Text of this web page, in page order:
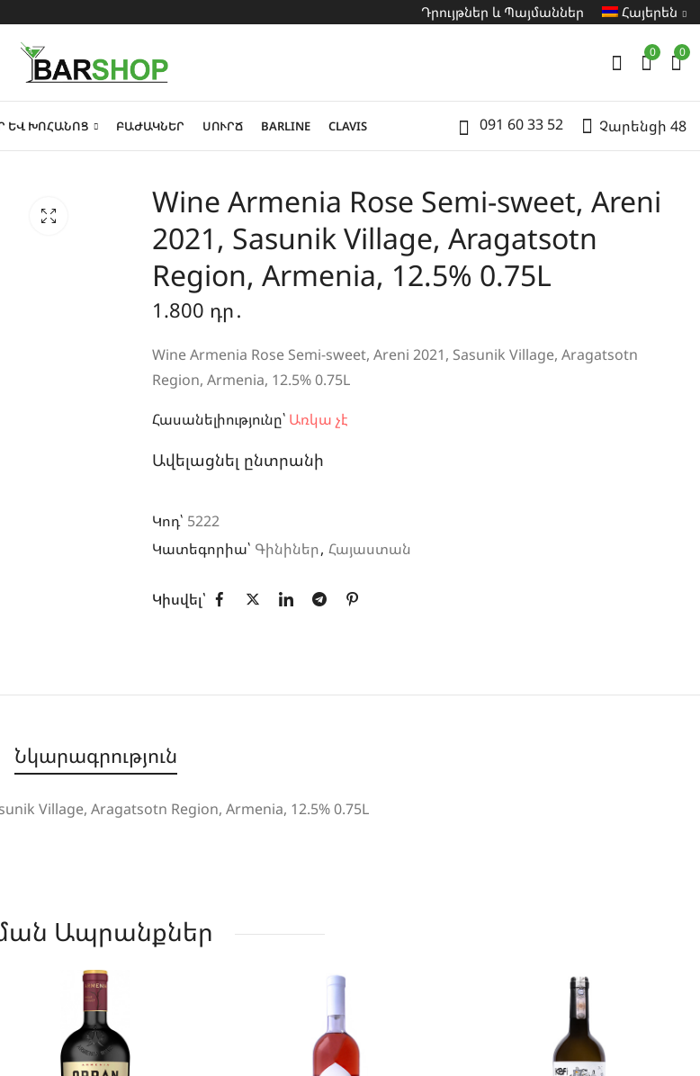
Դրույթներ և Պայմաններ Հայերեն
0 0
ԵՎ ԽՈՀԱՆՈՑ ԲԱԺԱԿՆԵՐ ՍՈՒՐՃ BARLINE CLAVIS 091 60 33 52 Չարենցի 48
Wine Armenia Rose Semi-sweet, Areni
2021, Sasunik Village, Aragatsotn
Region, Armenia, 12.5% 0.75L
1.800 դր․
Wine Armenia Rose Semi-sweet, Areni 2021, Sasunik Village, Aragatsotn
Region, Armenia, 12.5% 0.75L
Հասանելիությունը՝ Առկա չէ
Ավելացնել ընտրանի
Կոդ՝ 5222
Կատեգորիա՝ Գինիներ, Հայաստան
Կիսվել՝
Նկարագրություն
Village, Aragatsotn Region, Armenia, 12.5% 0.75L
Ապրանքներ